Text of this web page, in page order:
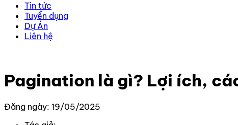
Tin tức
Tuyển dụng
Dự Án
Liên hệ
Pagination là gì? Lợi ích,
Đăng ngày: 19/05/2025